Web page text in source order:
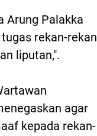
Arung Palakka
rekan-rekan
liputan,".
agar
kepada rekan-